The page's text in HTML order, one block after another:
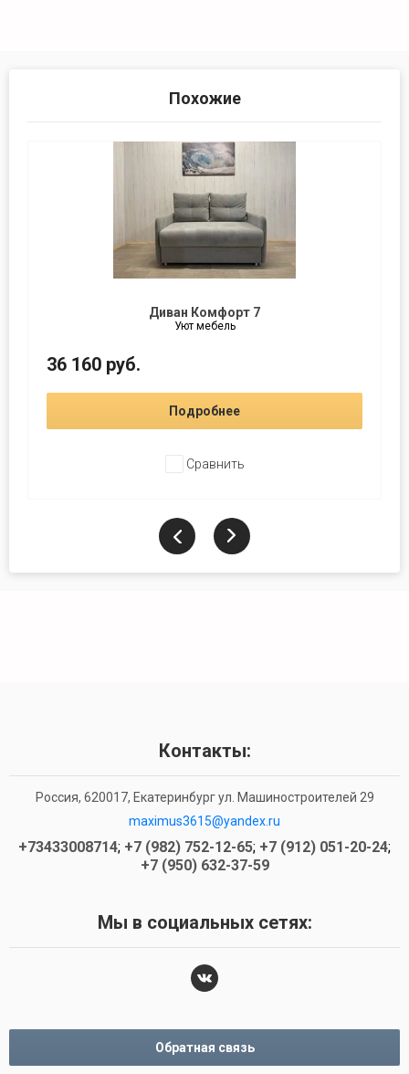
Похожие
Диван Комфорт 7
Уют мебель
36 160 руб.
Подробнее
Сравнить
Контакты:
Россия, 620017, Екатеринбург ул. Машиностроителей 29
maximus3615@yandex.ru
+73433008714; +7 (982) 752-12-65; +7 (912) 051-20-24;
+7 (950) 632-37-59
Мы в социальных сетях:
Обратная связь